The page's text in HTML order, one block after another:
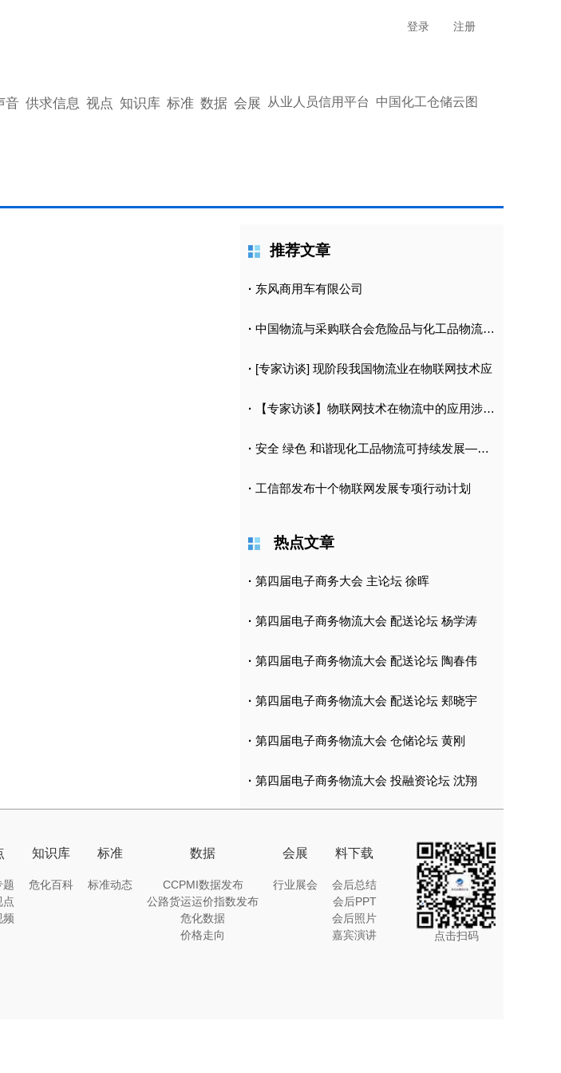
登录 注册
音 供求信息 视点 知识库 标准 数据 会展 从业人员信用平台 中国化工仓储云图
推荐文章
· 东风商用车有限公司
· 中国物流与采购联合会危险品与化工品物流分会
· [专家访谈] 现阶段我国物流业在物联网技术应
· 【专家访谈】物联网技术在物流中的应用涉及到哪
· 安全 绿色 和谐现化工品物流可持续发展——中
· 工信部发布十个物联网发展专项行动计划
热点文章
· 第四届电子商务大会 主论坛 徐晖
· 第四届电子商务物流大会 配送论坛 杨学涛
· 第四届电子商务物流大会 配送论坛 陶春伟
· 第四届电子商务物流大会 配送论坛 郏晓宇
· 第四届电子商务物流大会 仓储论坛 黄刚
· 第四届电子商务物流大会 投融资论坛 沈翔
题
点
频
知识库
危化百科
标准
标准动态
数据
CCPMI数据发布
公路货运运价指数发布
危化数据
价格走向
会展
行业展会
料下载
会后总结
会后PPT
会后照片
嘉宾演讲
点击扫码